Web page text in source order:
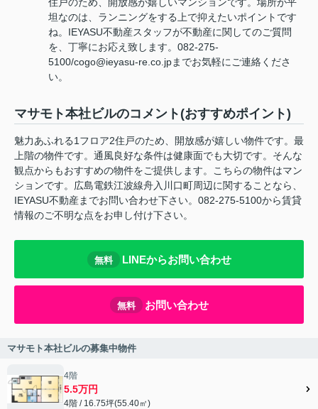
坦なのは、ランニングをする上で抑えたいポイントです
ね。IEYASU不動産スタッフが不動産に関してのご質問
を、丁寧にお応え致します。082-275-
5100/cogo@ieyasu-re.co.jpまでお気軽にご連絡くださ
い。
マサモト本社ビルのコメント(おすすめポイント)
魅力あふれる1フロア2住戸のため、開放感が嬉しい物件です。最
上階の物件です。通風良好な条件は健康面でも大切です。そんな
観点からもおすすめの物件をご提供します。こちらの物件はマン
ションです。広島電鉄江波線舟入川口町周辺に関することなら、
IEYASU不動産までお問い合わせ下さい。082-275-5100から賃貸
情報のご不明な点をお申し付け下さい。
無料 LINEからお問い合わせ
無料 お問い合わせ
マサモト本社ビルの募集中物件
4階
5.5万円
4階 / 16.75坪(55.40㎡)